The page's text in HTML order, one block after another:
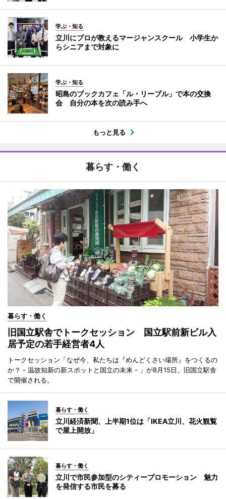
学ぶ・知る
立川にプロが教えるマージャンスクール 小学生か
らシニアまで対象に
学ぶ・知る
昭島のブックカフェ「ル・リーブル」で本の交換
会 自分の本を次の読み手へ
もっと見る
暮らす・働く
暮らす・働く
旧国立駅舎でトークセッション 国立駅前新ビル入
居予定の若手経営者4人
トークセッション「なぜ今、私たちは『めんどくさい場所』をつくるの
か？ - 温故知新の新スポットと国立の未来 - 」が8月15日、旧国立駅舎
で開催される。
暮らす・働く
立川経済新聞、上半期1位は「IKEA立川、花火観覧
で屋上開放」
暮らす・働く
立川で市民参加型のシティープロモーション 魅力
を発信する市民を募る